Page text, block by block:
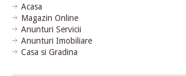
Acasa
Magazin Online
Anunturi Servicii
Anunturi Imobiliare
Casa si Gradina